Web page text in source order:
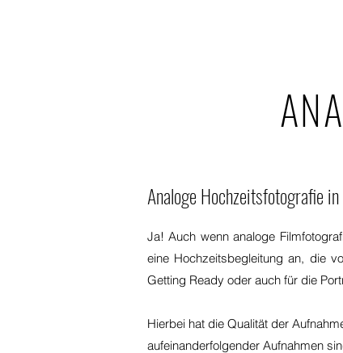
Analoge Hochzeitsfotografie
Ja!Auch wenn analoge
eine Hochzeitsbegleitung an, die
Getting Ready oder auch für die
Hierbei hat die Qualität der
aufeinanderfolgender Aufnahmen